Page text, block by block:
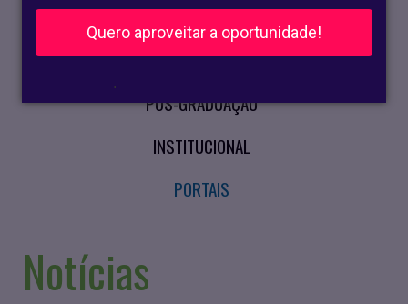
Quero aproveitar a oportunidade!
.
VESTIBULAR
CURSOS PRESENCIAIS
PÓS-GRADUAÇÃO
INSTITUCIONAL
PORTAIS
Notícias